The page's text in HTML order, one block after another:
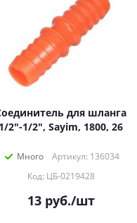
для шланга
1/2"-1/2", Sayim, 1800, 26
Много
Артикул: 136034
Код: ЦБ-0219428
13руб./шт